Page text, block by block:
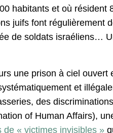
habitants et où résident
juifs font régulièrement
de soldats israéliens…
une prison à ciel ouvert
et
des
of Human Affairs),
de « victimes invisibles »